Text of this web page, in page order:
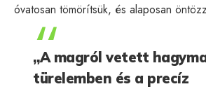
óvatosan tömörítsük, és alaposan
„A magról vetett
türelemben és a precíz